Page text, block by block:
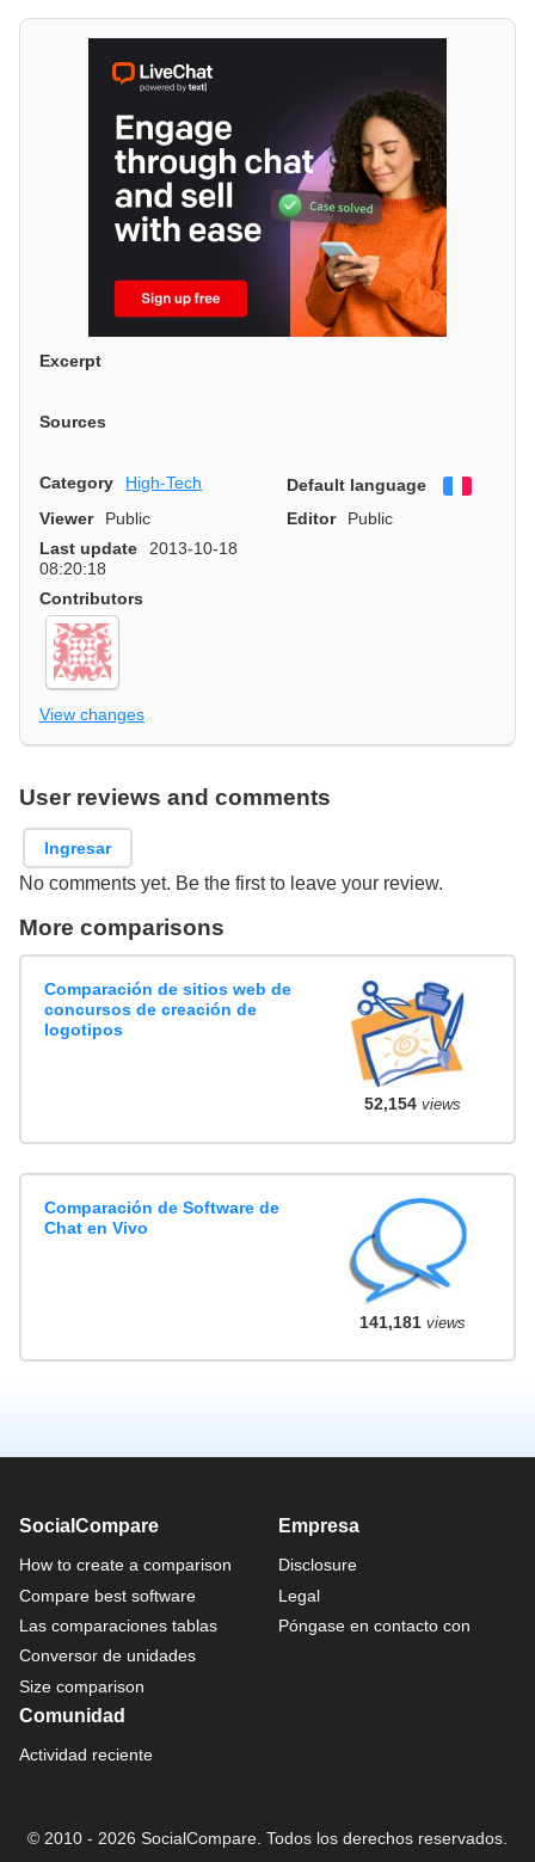
Excerpt
Sources
Category High-Tech Default language
Viewer
Public Editor
Public
Last update
2013-10-18
08:20:18
Contributors
View changes
User reviews and comments
Ingresar
No comments yet. Be the first to leave your review.
More comparisons
Comparación de sitios web de
concursos de creación de
logotipos
52,154views
Comparación de Software de
Chat en Vivo
141,181views
SocialCompare
How to create a comparison
Compare best software
Las comparaciones tablas
Conversor de unidades
Size comparison
Empresa
Disclosure
Legal
Póngase en contacto con
Comunidad
Actividad reciente
© 2010 - 2026 SocialCompare. Todos los derechos reservados.